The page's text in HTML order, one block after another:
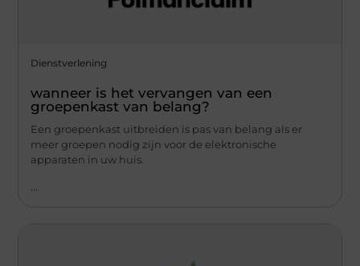
Dienstverlening
wanneer is het vervangen van een
groepenkast van belang?
Een groepenkast uitbreiden is pas van belang als er
meer groepen nodig zijn voor de elektronische
apparaten in uw huis.